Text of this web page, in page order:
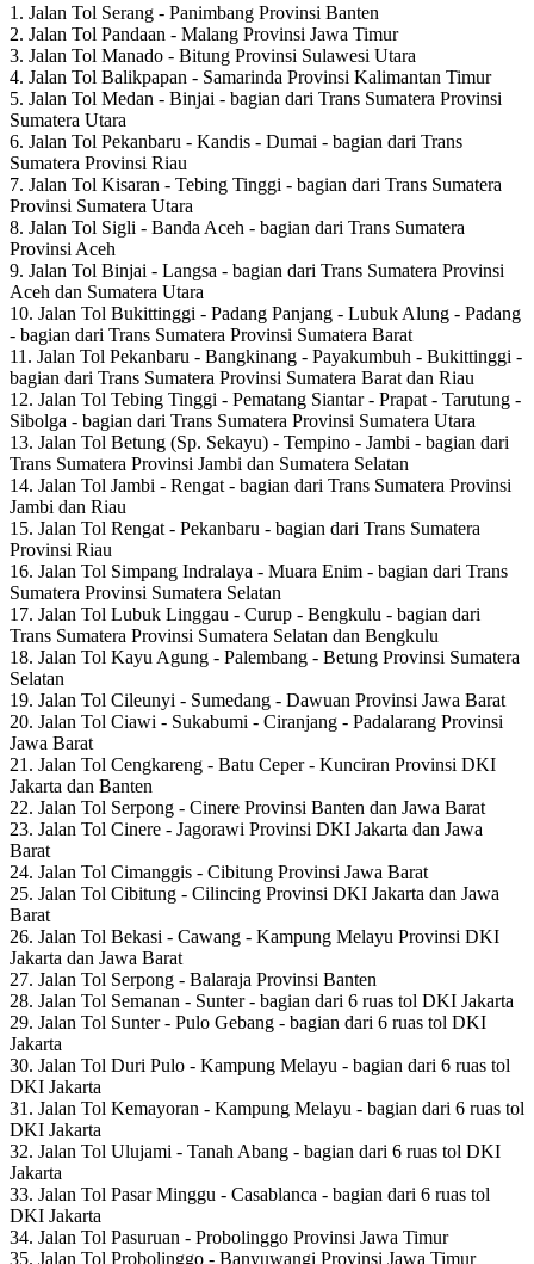
1. Jalan Tol Serang - Panimbang Provinsi Banten
2. Jalan Tol Pandaan - Malang Provinsi Jawa Timur
3. Jalan Tol Manado - Bitung Provinsi Sulawesi Utara
4. Jalan Tol Balikpapan - Samarinda Provinsi Kalimantan Timur
5. Jalan Tol Medan - Binjai - bagian dari Trans Sumatera Provinsi
Sumatera Utara
6. Jalan Tol Pekanbaru - Kandis - Dumai - bagian dari Trans
Sumatera Provinsi Riau
7. Jalan Tol Kisaran - Tebing Tinggi - bagian dari Trans Sumatera
Provinsi Sumatera Utara
8. Jalan Tol Sigli - Banda Aceh - bagian dari Trans Sumatera
Provinsi Aceh
9. Jalan Tol Binjai - Langsa - bagian dari Trans Sumatera Provinsi
Aceh dan Sumatera Utara
10. Jalan Tol Bukittinggi - Padang Panjang - Lubuk Alung - Padang
- bagian dari Trans Sumatera Provinsi Sumatera Barat
11. Jalan Tol Pekanbaru - Bangkinang - Payakumbuh - Bukittinggi -
bagian dari Trans Sumatera Provinsi Sumatera Barat dan Riau
12. Jalan Tol Tebing Tinggi - Pematang Siantar - Prapat - Tarutung -
Sibolga - bagian dari Trans Sumatera Provinsi Sumatera Utara
13. Jalan Tol Betung (Sp. Sekayu) - Tempino - Jambi - bagian dari
Trans Sumatera Provinsi Jambi dan Sumatera Selatan
14. Jalan Tol Jambi - Rengat - bagian dari Trans Sumatera Provinsi
Jambi dan Riau
15. Jalan Tol Rengat - Pekanbaru - bagian dari Trans Sumatera
Provinsi Riau
16. Jalan Tol Simpang Indralaya - Muara Enim - bagian dari Trans
Sumatera Provinsi Sumatera Selatan
17. Jalan Tol Lubuk Linggau - Curup - Bengkulu - bagian dari
Trans Sumatera Provinsi Sumatera Selatan dan Bengkulu
18. Jalan Tol Kayu Agung - Palembang - Betung Provinsi Sumatera
Selatan
19. Jalan Tol Cileunyi - Sumedang - Dawuan Provinsi Jawa Barat
20. Jalan Tol Ciawi - Sukabumi - Ciranjang - Padalarang Provinsi
Jawa Barat
21. Jalan Tol Cengkareng - Batu Ceper - Kunciran Provinsi DKI
Jakarta dan Banten
22. Jalan Tol Serpong - Cinere Provinsi Banten dan Jawa Barat
23. Jalan Tol Cinere - Jagorawi Provinsi DKI Jakarta dan Jawa
Barat
24. Jalan Tol Cimanggis - Cibitung Provinsi Jawa Barat
25. Jalan Tol Cibitung - Cilincing Provinsi DKI Jakarta dan Jawa
Barat
26. Jalan Tol Bekasi - Cawang - Kampung Melayu Provinsi DKI
Jakarta dan Jawa Barat
27. Jalan Tol Serpong - Balaraja Provinsi Banten
28. Jalan Tol Semanan - Sunter - bagian dari 6 ruas tol DKI Jakarta
29. Jalan Tol Sunter - Pulo Gebang - bagian dari 6 ruas tol DKI
Jakarta
30. Jalan Tol Duri Pulo - Kampung Melayu - bagian dari 6 ruas tol
DKI Jakarta
31. Jalan Tol Kemayoran - Kampung Melayu - bagian dari 6 ruas tol
DKI Jakarta
32. Jalan Tol Ulujami - Tanah Abang - bagian dari 6 ruas tol DKI
Jakarta
33. Jalan Tol Pasar Minggu - Casablanca - bagian dari 6 ruas tol
DKI Jakarta
34. Jalan Tol Pasuruan - Probolinggo Provinsi Jawa Timur
35. Jalan Tol Probolinggo - Banyuwangi Provinsi Jawa Timur